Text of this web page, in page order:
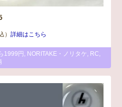
）詳細はこちら
1999円 NORITAKE・ノリタケ RC